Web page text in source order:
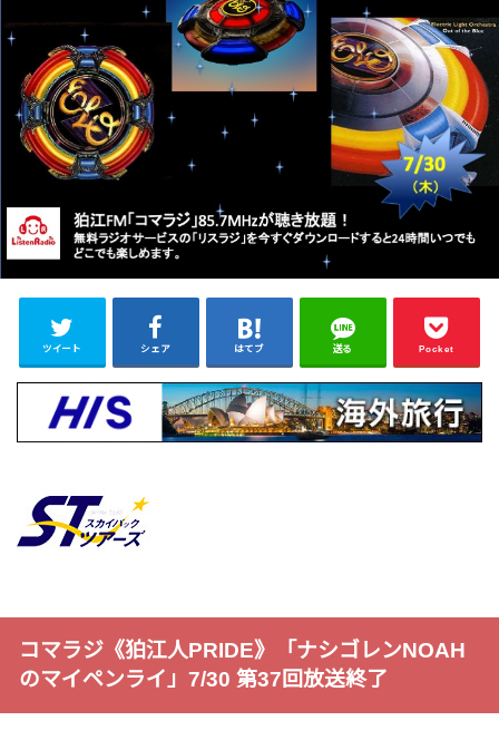
ツイート シェア はてブ 送る Pocket
コマラジ《狛江人PRIDE》「ナシゴレンNOAH
のマイペンライ」7/30 第37回放送終了